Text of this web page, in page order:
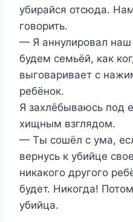
убирайся отсюда.
говорить.
— Я аннулировал
будем семьёй, как
выговаривает с
ребёнок.
Я захлёбываюсь под
хищным взглядом.
— Ты сошёл с ума,
вернусь к убийце
никакого другого
будет. Никогда!
убийца.